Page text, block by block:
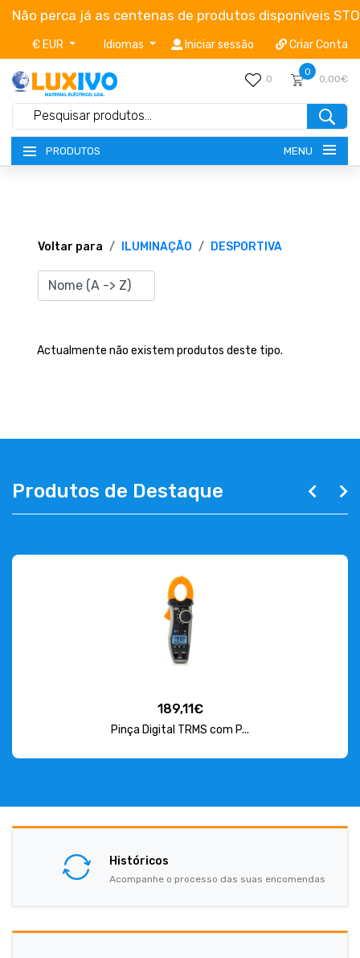
Não perca já as centenas de produtos disponíveis
€ EUR Idiomas Iniciar sessão Criar Conta
0
0
0,00€
PRODUTOS MENU
TERMOS E CONDIÇÕES
CATÁLOGOS
Voltar para ILUMINAÇÃO DESPORTIVA
Actualmente não existem produtos deste tipo.
Produtos de Destaque
189,11€
Pinça Digital TRMS com P...
Históricos
Acompanhe o processo das suas encomendas